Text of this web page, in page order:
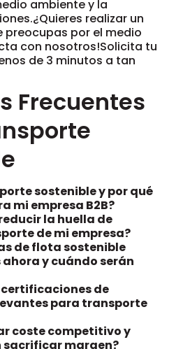
ambiente y la
realizar un
por el medio
con nosotros!Solicita tu
de 3 minutos a tan
Frecuentes
sostenible y por qué
mi empresa B2B?
la huella de
de mi empresa?
de flota sostenible
y cuándo serán
certificaciones de
para transporte
coste competitivo y
margen?